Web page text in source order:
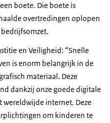
boete. Die boete is
overtredingen oplopen
en Veiligheid: “Snelle
is enorm belangrijk in de
materiaal. Deze
dankzij onze goede digitale
wereldwijde internet. Deze
om kinderen te